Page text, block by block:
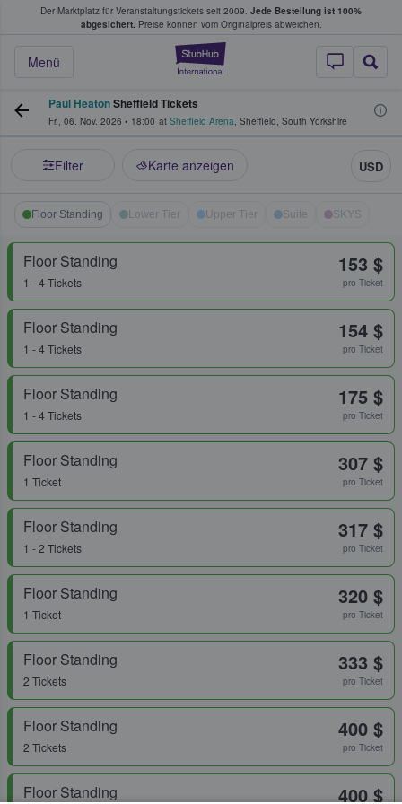
Der Marktplatz für Veranstaltungstickets seit 2009. Jede Bestellung ist 100%
abgesichert. Preise können vom Originalpreis abweichen.
StubHub - Wo
Menü
Tickets kaufen & verkaufen
Paul HeatonSheffield Tickets
Fr., 06. Nov. 2026 • 18:00 at Sheffield Arena, Sheffield, South Yorkshire
Filter Karte anzeigen USD
Floor Standing Lower Tier Upper Tier Suite SKYS
Floor Standing
1 - 4 Tickets
153 $
pro Ticket
Floor Standing
1 - 4 Tickets
154 $
pro Ticket
Floor Standing
1 - 4 Tickets
175 $
pro Ticket
Floor Standing
1 Ticket
307 $
pro Ticket
Floor Standing
1 - 2 Tickets
317 $
pro Ticket
Floor Standing
1 Ticket
320 $
pro Ticket
Floor Standing
2 Tickets
333 $
pro Ticket
Floor Standing
2 Tickets
400 $
pro Ticket
Floor Standing 400 $